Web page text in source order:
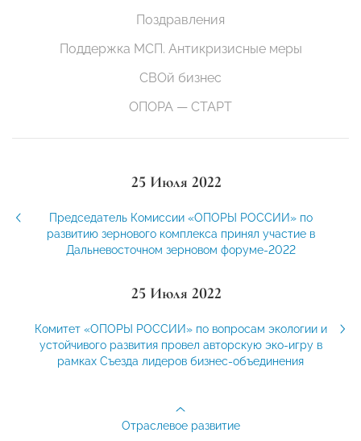
Поздравления
Поддержка МСП. Антикризисные меры
СВОй бизнес
ОПОРА — СТАРТ
25 Июля 2022
Председатель Комиссии «ОПОРЫ РОССИИ» по
развитию зернового комплекса принял участие в
Дальневосточном зерновом форуме-2022
25 Июля 2022
Комитет «ОПОРЫ РОССИИ» по вопросам экологии и
устойчивого развития провел авторскую эко-игру в
рамках Съезда лидеров бизнес-объединения
Отраслевое развитие